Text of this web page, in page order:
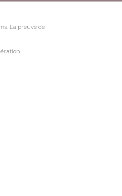
La preuve de